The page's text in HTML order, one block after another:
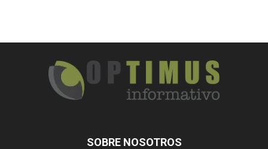
SOBRE NOSOTROS